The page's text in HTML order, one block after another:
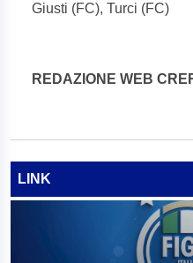
Giusti (FC), Turci (FC)
REDAZIONE WEB
LINK